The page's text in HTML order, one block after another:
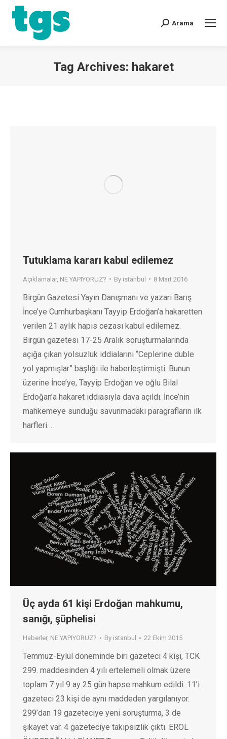
Arama
Tag Archives: hakaret
Tutuklama kararı kabul edilemez
Açıklamalar, NE YAPIYORUZ? By istanbul 8 Mart 2016
Birgün Gazetesi Yayın Danışmanı ve yazarı Barış
İnce’ye Cumhurbaşkanı Tayyip Erdoğan’a hakaretten
verilen 21 aylık hapis cezası kabul edilemez.
Birgün gazetesi 17-25 Aralık soruşturmalarında
açığa çıkan yolsuzluk iddialarını “Ceplerine duble
yol yapmışlar” başlığı ile haberleştirmişti. Bunun
üzerine İnce’ye, Tayyip Erdoğan ve oğlu Bilal
Erdoğan’a hakaret iddiasıyla dava açıldı. İnce’nin
mahkemeye sunduğu savunmadaki paragrafların ilk
harfleri…
Üç ayda 61 kişi Erdoğan mahkumu,
sanığı, şüphelisi
Haberler, NE YAPIYORUZ? By istanbul 22 Ekim 2015
Temmuz-Eylül döneminde biri gazeteci 4 kişi, TCK
299. maddesinden 4 yılı ertelemeli olmak üzere
toplam 7 yıl 9 ay 25 gün hapse mahkum edildi. 11’i
gazeteci 23 kişi de aynı maddeden yargılanıyor.
299’dan 19 gazeteciye yeni soruşturma, 3 de
şikayet var. 4 gazeteciye takipsizlik çıktı. EROL